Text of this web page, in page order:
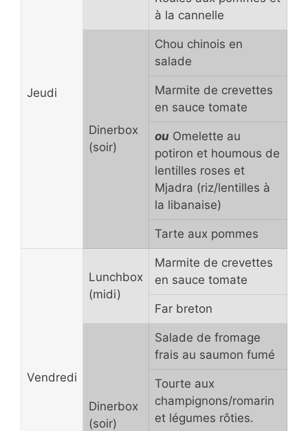
Jeudi
à la cannelle
Dinerbox
(soir)
Chou chinois en
salade
Marmite de crevettes
en sauce tomate
ou Omelette au
potiron et houmous de
lentilles roses et
Mjadra (riz/lentilles à
la libanaise)
Tarte aux pommes
Vendredi
Lunchbox
(midi)
Marmite de crevettes
en sauce tomate
Far breton
Dinerbox
(soir)
Salade de fromage
frais au saumon fumé
Tourte aux
champignons/romarin
et légumes rôties.